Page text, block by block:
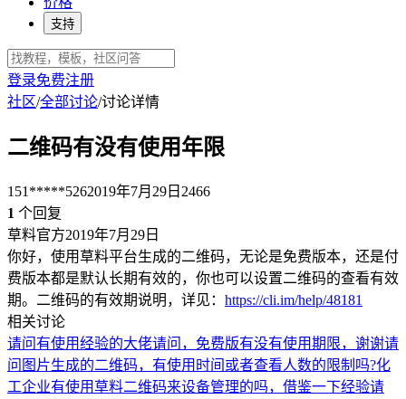
支持
登录免费注册
社区/全部讨论/讨论详情
二维码有没有使用年限
151*****5262019年7月29日 2466
1 个回复
草料官方2019年7月29日
你好，使用草料平台生成的二维码，无论是免费版本，还是付
费版本都是默认长期有效的，你也可以设置二维码的查看有效
期。二维码的有效期说明，详见： https://cli.im/help/48181
相关讨论
请问有使用经验的大佬请问，免费版有没有使用期限，谢谢请
问图片生成的二维码，有使用时间或者查看人数的限制吗?化
工企业有使用草料二维码来设备管理的吗，借鉴一下经验请